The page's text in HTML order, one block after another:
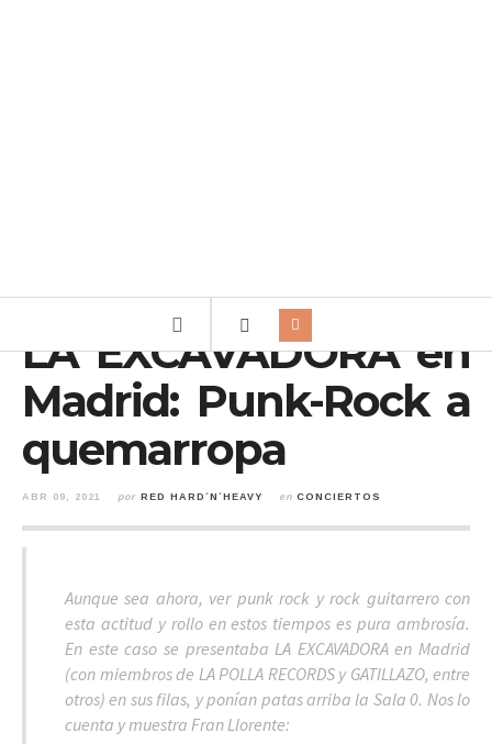
LA EXCAVADORA en
Madrid: Punk-Rock a
quemarropa
ABR 09, 2021 por RED HARD´N´HEAVY en CONCIERTOS
Aunque sea ahora, ver punk rock y rock guitarrero con
esta actitud y rollo en estos tiempos es pura ambrosía.
En este caso se presentaba LA EXCAVADORA en Madrid
(con miembros de LA POLLA RECORDS y GATILLAZO, entre
otros) en sus filas, y ponían patas arriba la Sala 0. Nos lo
cuenta y muestra Fran Llorente: